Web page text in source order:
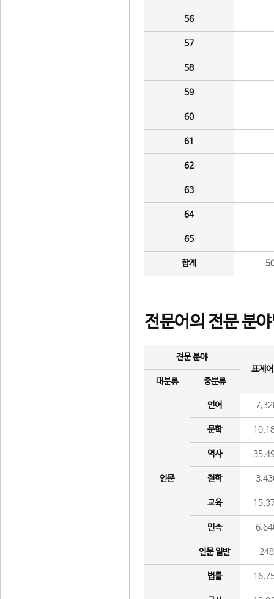
56
57
58
59
60
61
62
63
64
65
합계
전문어의 전문 분
전문 분야
표제
대분류
중분류
인문
언어
문학
역사
철학
교육
민속
인문 일반 248
법률